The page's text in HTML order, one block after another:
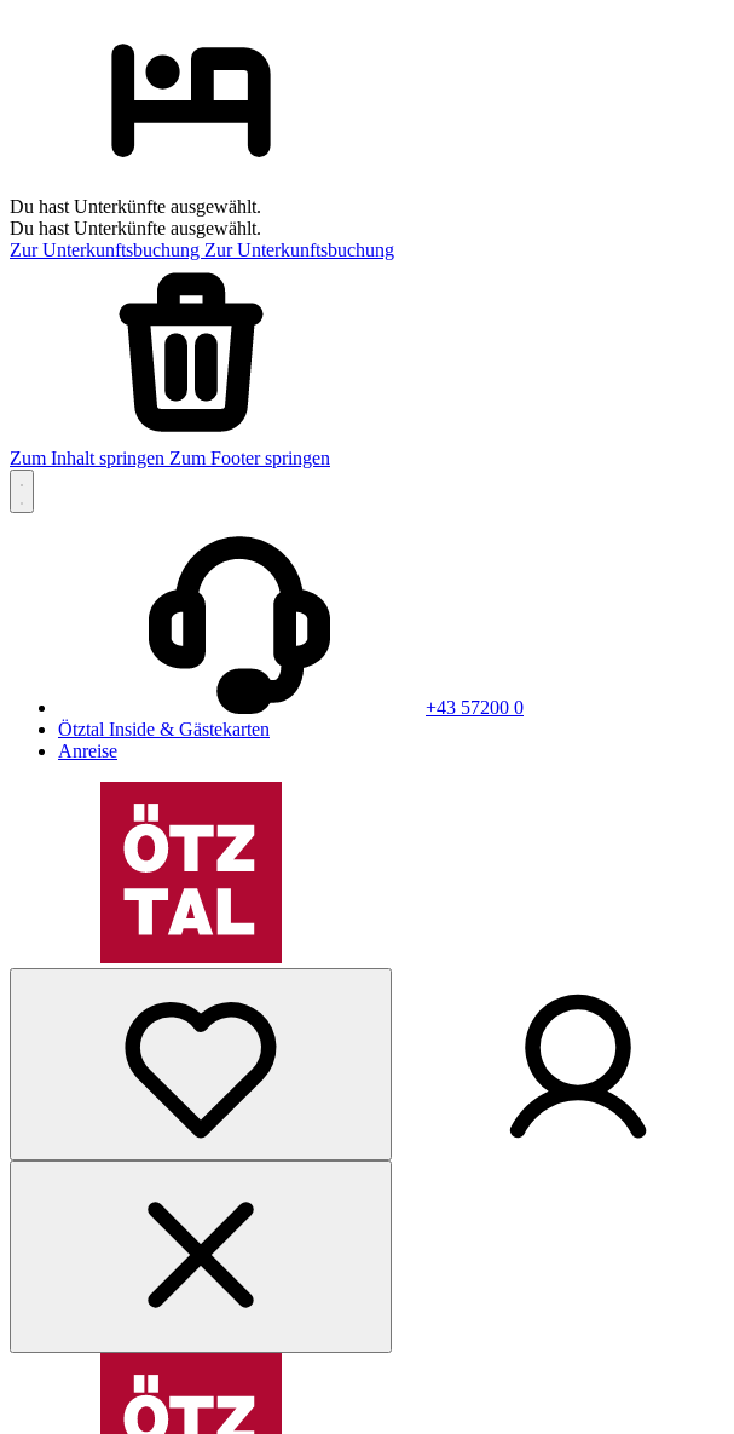
Du hast Unterkünfte ausgewählt.
Du hast Unterkünfte ausgewählt.
Zur Unterkunftsbuchung Zur Unterkunftsbuchung
Zum Inhalt springen Zum Footer springen
+43 57200 0
Ötztal Inside & Gästekarten
Anreise